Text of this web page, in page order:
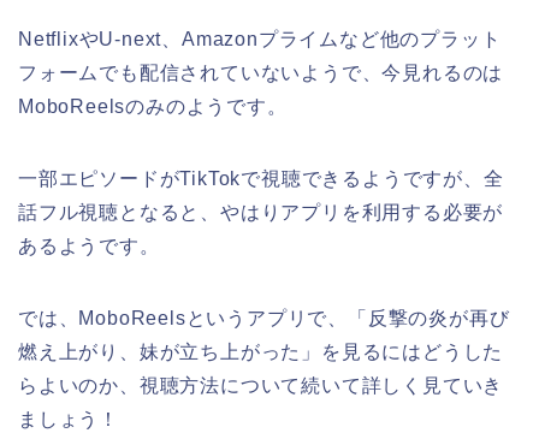
NetflixやU-next、Amazonプライムなど他のプラット
フォームでも配信されていないようで、今見れるのは
MoboReelsのみのようです。
一部エピソードがTikTokで視聴できるようですが、全
話フル視聴となると、やはりアプリを利用する必要が
あるようです。
では、MoboReelsというアプリで、
「反撃の炎が再び
燃え上がり、妹が立ち上がった」
を見るにはどうした
らよいのか、視聴方法について続いて詳しく見ていき
ましょう！